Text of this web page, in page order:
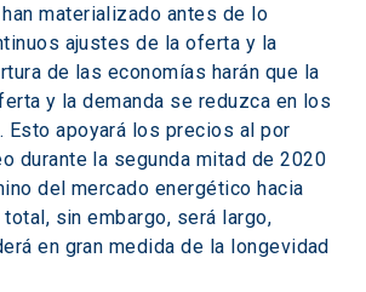
materializado antes de lo
ajustes de la oferta y la
de las economías harán que la
y la demanda se reduzca en los
Esto apoyará los precios al por
durante la segunda mitad de 2020
del mercado energético hacia
sin embargo, será largo,
en gran medida de la longevidad